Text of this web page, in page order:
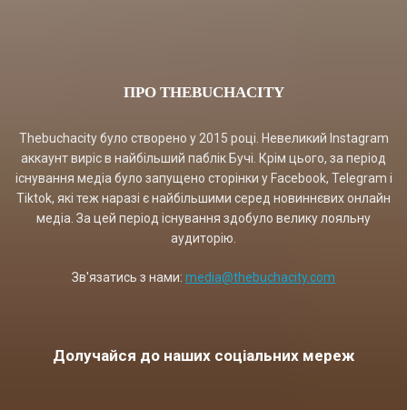
ПРО THEBUCHACITY
Thebuchacity було створено у 2015 році. Невеликий Instagram
аккаунт виріс в найбільший паблік Бучі. Крім цього, за період
існування медіа було запущено сторінки у Facebook, Telegram і
Tiktok, які теж наразі є найбільшими серед новиннєвих онлайн
медіа. За цей період існування здобуло велику лояльну
аудиторію.
Зв'язатись з нами: media@thebuchacity.com
Долучайся до наших соціальних мереж